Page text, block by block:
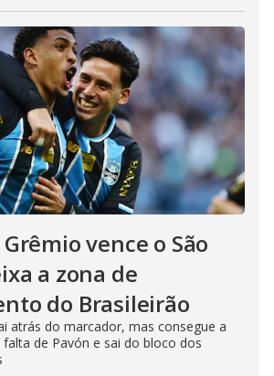
vence o São
a zona de
do Brasileirão
atrás do marcador, mas consegue a
de Pavón e sai do bloco dos